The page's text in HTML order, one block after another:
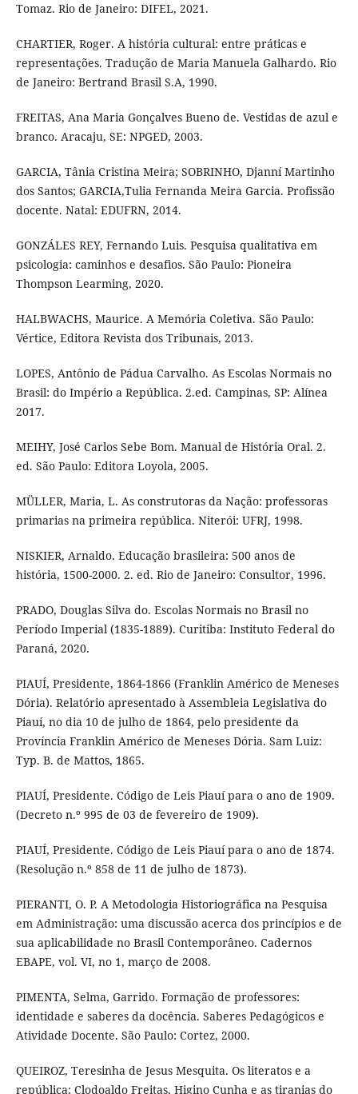
Tomaz. Rio de Janeiro: DIFEL, 2021.
CHARTIER, Roger. A história cultural: entre práticas e
representações. Tradução de Maria Manuela Galhardo. Rio
de Janeiro: Bertrand Brasil S.A, 1990.
FREITAS, Ana Maria Gonçalves Bueno de. Vestidas de azul e
branco. Aracaju, SE: NPGED, 2003.
GARCIA, Tânia Cristina Meira; SOBRINHO, Djanní Martinho
dos Santos; GARCIA,Tulia Fernanda Meira Garcia. Profissão
docente. Natal: EDUFRN, 2014.
GONZÁLES REY, Fernando Luis. Pesquisa qualitativa em
psicologia: caminhos e desafios. São Paulo: Pioneira
Thompson Learming, 2020.
HALBWACHS, Maurice. A Memória Coletiva. São Paulo:
Vértice, Editora Revista dos Tribunais, 2013.
LOPES, Antônio de Pádua Carvalho. As Escolas Normais no
Brasil: do Império a República. 2.ed. Campinas, SP: Alínea
2017.
MEIHY, José Carlos Sebe Bom. Manual de História Oral. 2.
ed. São Paulo: Editora Loyola, 2005.
MÜLLER, Maria, L. As construtoras da Nação: professoras
primarias na primeira república. Niterói: UFRJ, 1998.
NISKIER, Arnaldo. Educação brasileira: 500 anos de
história, 1500-2000. 2. ed. Rio de Janeiro: Consultor, 1996.
PRADO, Douglas Silva do. Escolas Normais no Brasil no
Período Imperial (1835-1889). Curitiba: Instituto Federal do
Paraná, 2020.
PIAUÍ, Presidente, 1864-1866 (Franklin Américo de Meneses
Dória). Relatório apresentado à Assembleia Legislativa do
Piauí, no dia 10 de julho de 1864, pelo presidente da
Província Franklin Américo de Meneses Dória. Sam Luiz:
Typ. B. de Mattos, 1865.
PIAUÍ, Presidente. Código de Leis Piauí para o ano de 1909.
(Decreto n.º 995 de 03 de fevereiro de 1909).
PIAUÍ, Presidente. Código de Leis Piauí para o ano de 1874.
(Resolução n.º 858 de 11 de julho de 1873).
PIERANTI, O. P. A Metodologia Historiográfica na Pesquisa
em Administração: uma discussão acerca dos princípios e de
sua aplicabilidade no Brasil Contemporâneo. Cadernos
EBAPE, vol. VI, no 1, março de 2008.
PIMENTA, Selma, Garrido. Formação de professores:
identidade e saberes da docência. Saberes Pedagógicos e
Atividade Docente. São Paulo: Cortez, 2000.
QUEIROZ, Teresinha de Jesus Mesquita. Os literatos e a
república: Clodoaldo Freitas, Higino Cunha e as tiranias do